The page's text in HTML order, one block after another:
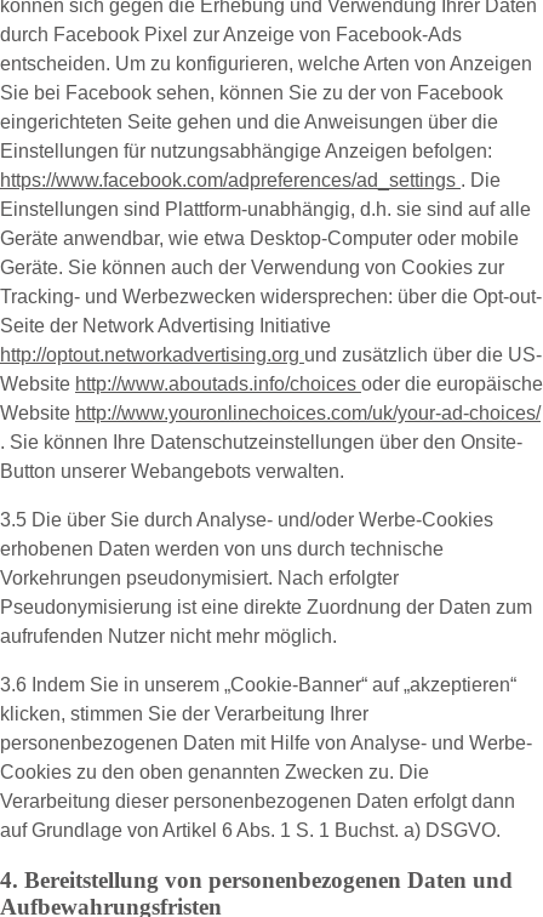
können sich gegen die Erhebung und Verwendung Ihrer Daten
durch Facebook Pixel zur Anzeige von Facebook-Ads
entscheiden. Um zu konfigurieren, welche Arten von Anzeigen
Sie bei Facebook sehen, können Sie zu der von Facebook
eingerichteten Seite gehen und die Anweisungen über die
Einstellungen für nutzungsabhängige Anzeigen befolgen:
https://www.facebook.com/adpreferences/ad_settings . Die
Einstellungen sind Plattform-unabhängig, d.h. sie sind auf alle
Geräte anwendbar, wie etwa Desktop-Computer oder mobile
Geräte. Sie können auch der Verwendung von Cookies zur
Tracking- und Werbezwecken widersprechen: über die Opt-out-
Seite der Network Advertising Initiative
http://optout.networkadvertising.org und zusätzlich über die US-
Website http://www.aboutads.info/choices oder die europäische
Website http://www.youronlinechoices.com/uk/your-ad-choices/
. Sie können Ihre Datenschutzeinstellungen über den Onsite-
Button unserer Webangebots verwalten.
3.5 Die über Sie durch Analyse- und/oder Werbe-Cookies
erhobenen Daten werden von uns durch technische
Vorkehrungen pseudonymisiert. Nach erfolgter
Pseudonymisierung ist eine direkte Zuordnung der Daten zum
aufrufenden Nutzer nicht mehr möglich.
3.6 Indem Sie in unserem „Cookie-Banner“ auf „akzeptieren“
klicken, stimmen Sie der Verarbeitung Ihrer
personenbezogenen Daten mit Hilfe von Analyse- und Werbe-
Cookies zu den oben genannten Zwecken zu. Die
Verarbeitung dieser personenbezogenen Daten erfolgt dann
auf Grundlage von Artikel 6 Abs. 1 S. 1 Buchst. a) DSGVO.
4. Bereitstellung von personenbezogenen Daten und
Aufbewahrungsfristen